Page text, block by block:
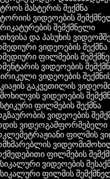
მასტერის შექმნა
ვიდეოების
შემქმნელი
და პასუხის
ვიდეოების შექმნა
ფილმების
ვიდეოების
ვიდეოების შექმნის
გაკვეთილის
ვიდეოების
ფილმების შექმნა
ვიდეოების
ვიდეოგამფორმებელი
ფილმის
ფილმების
ვიდეოების
ფილმის